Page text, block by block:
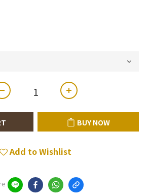
BUY NOW
Add to Wishlist